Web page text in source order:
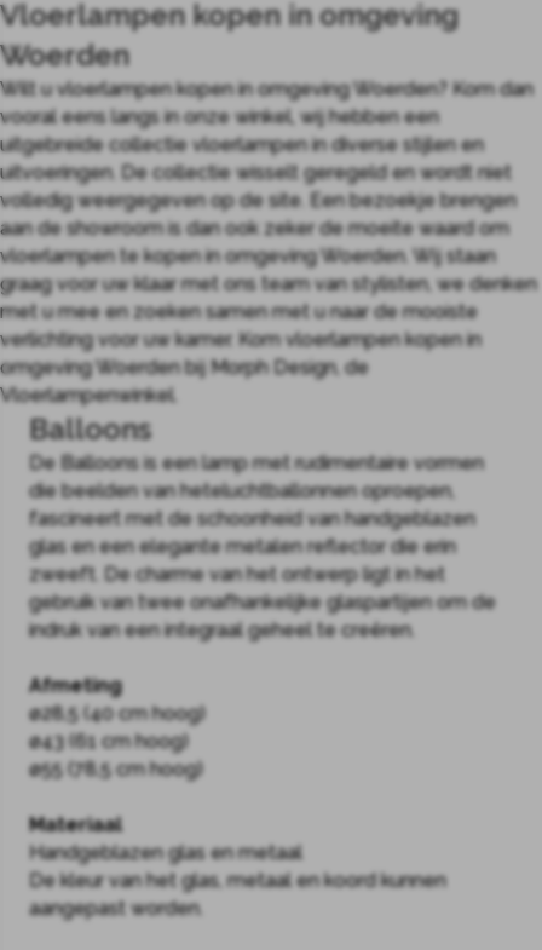
Vloerlampen kopen in omgeving
Woerden
Wilt u vloerlampen kopen in omgeving Woerden? Kom dan
vooral eens langs in onze winkel, wij hebben een
uitgebreide collectie vloerlampen in diverse stijlen en
uitvoeringen. De collectie wisselt geregeld en wordt niet
volledig weergegeven op de site. Een bezoekje brengen
aan de showroom is dan ook zeker de moeite waard om
vloerlampen te kopen in omgeving Woerden. Wij staan
graag voor uw klaar met ons team van stylisten, we denken
met u mee en zoeken samen met u naar de mooiste
verlichting voor uw kamer. Kom vloerlampen kopen in
omgeving Woerden bij Morph Design, de
Vloerlampenwinkel.
Balloons
De Balloons is een lamp met rudimentaire vormen
die beelden van heteluchtballonnen oproepen,
fascineert met de schoonheid van handgeblazen
glas en een elegante metalen reflector die erin
zweeft. De charme van het ontwerp ligt in het
gebruik van twee onafhankelijke glaspartijen om de
indruk van een integraal geheel te creëren.
Afmeting
ø28,5 (40 cm hoog)
ø43 (61 cm hoog)
ø55 (78,5 cm hoog)
Materiaal
Handgeblazen glas en metaal
De kleur van het glas, metaal en koord kunnen
aangepast worden.